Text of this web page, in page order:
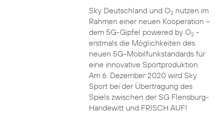
Sky Deutschland und O2nutzen im
Rahmen einer neuen Kooperation –
dem 5G-Gipfel powered by O2-
erstmals die Möglichkeiten des
neuen 5G-Mobilfunkstandards für
eine innovative Sportproduktion.
Am 6. Dezember 2020 wird Sky
Sport bei der Übertragung des
Spiels zwischen der SG Flensburg-
Handewitt und FRISCH AUF!